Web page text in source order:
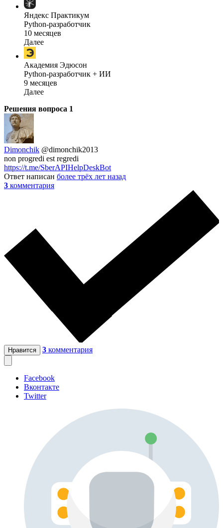
Яндекс Практикум
Python-разработчик
10 месяцев
Далее
Академия Эдюсон
Python-разработчик + ИИ
9 месяцев
Далее
Решения вопроса 1
Dimonchik @dimonchik2013
non progredi est regredi
https://t.me/SberAPIHelpDeskBot
Ответ написан более трёх лет назад
3 комментария
Нравится 3 комментария
Facebook
Вконтакте
Twitter